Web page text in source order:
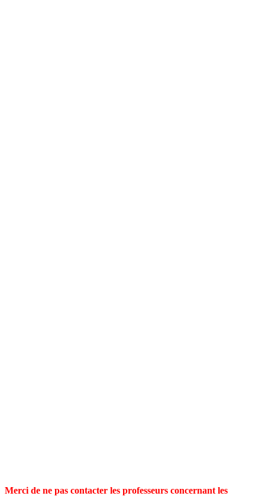
Merci de ne pas contacter les professeurs concernant les